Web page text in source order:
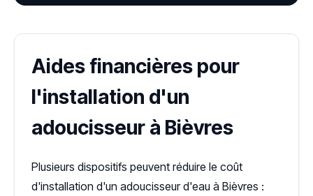
Aides financières pour
l'installation d'un
adoucisseur à Bièvres
Plusieurs dispositifs peuvent réduire le coût
d'installation d'un adoucisseur d'eau à Bièvres :